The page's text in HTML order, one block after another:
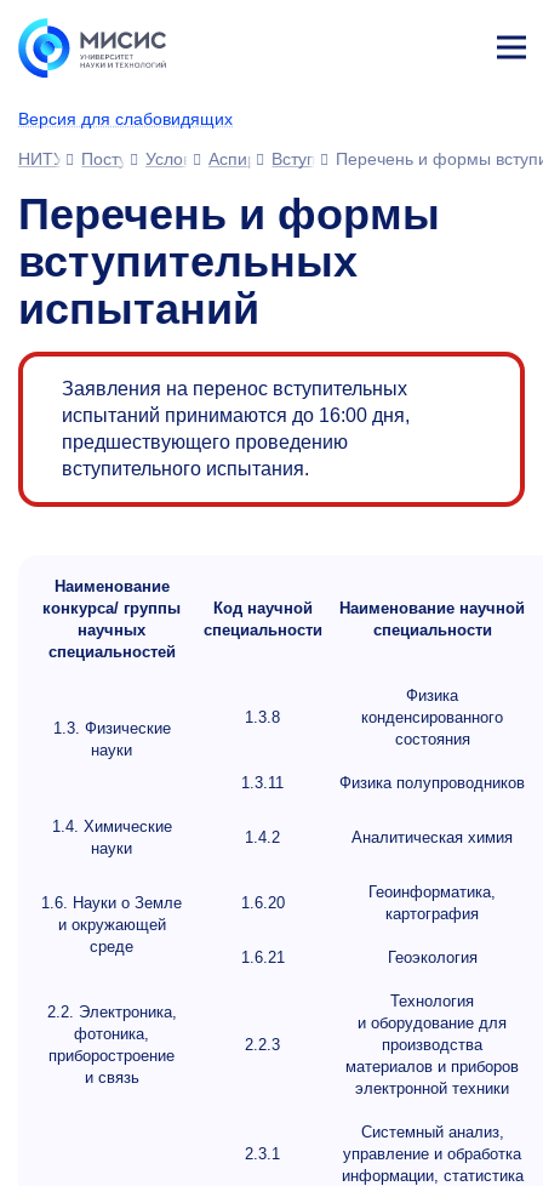
Версия для слабовидящих
ине
НИТУ МИСИСПоступающимУсловия приема
АспирантураВступительные испытания
Перечень и формы
Перечень и формы
вступительных
испытаний
Заявления на перенос вступительных
испытаний принимаются до 16:00 дня,
предшествующего проведению
вступительного испытания.
Наименование
конкурса/ группы
научных
специальностей
Код научной
специальности
Наименование научной
специальности
1.3. Физические
науки
1.3.8
Физика
конденсированного
состояния
1.3.11 Физика полупроводников
1.4. Химические
науки
1.4.2 Аналитическая химия
1.6. Науки о Земле
и окружающей
среде
1.6.20
Геоинформатика,
картография
1.6.21 Геоэкология
2.2. Электроника,
фотоника,
приборостроение
и связь
2.2.3
Технология
и оборудование для
производства
материалов и приборов
электронной техники
2.3.1
Системный анализ,
управление и обработка
информации, статистика